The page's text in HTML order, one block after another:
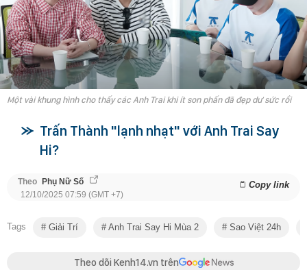
Một vài khung hình cho thấy các Anh Trai khi ít son phấn đã đẹp dư sức rồi
Trấn Thành "lạnh nhạt" với Anh Trai Say
Hi?
Theo Phụ Nữ Số Copy link
12/10/2025 07:59 (GMT +7)
Tags Giải Trí Anh Trai Say Hi Mùa 2 Sao Việt 24h
Theo dõi Kenh14.vn trên